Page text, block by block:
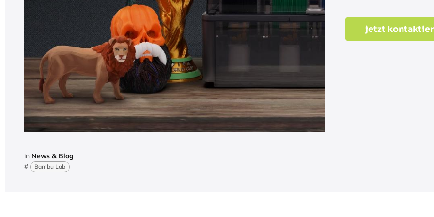
jetzt
in News & Blog
#
Bambu Lab